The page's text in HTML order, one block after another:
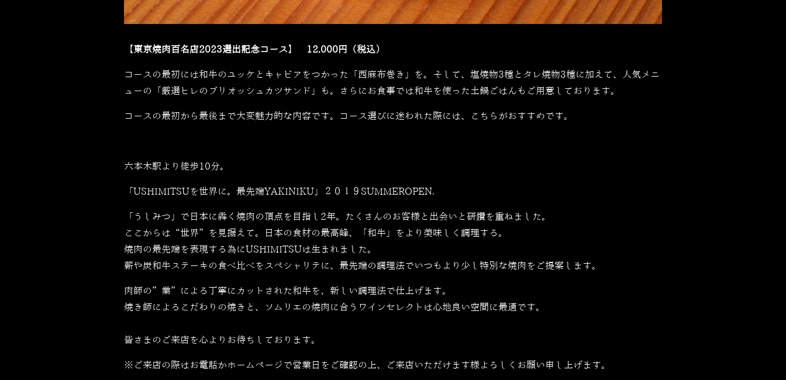
【東京焼肉百名店2023選出記念コース】 12,000円（税込）
コースの最初には和牛のユッケとキャビアをつかった「西麻布巻き」を。そして、塩焼物3種とタレ焼物3種に加えて、人気メニ
ューの「厳選ヒレのブリオッシュカツサンド」も。さらにお食事では和牛を使った土鍋ごはんもご用意しております。
コースの最初から最後まで大変魅力的な内容です。コース選びに迷われた際には、こちらがおすすめです。
六本木駅より徒歩10分。
「USHIMITSUを世界に。最先端YAKINIKU」２０１９SUMMEROPEN.
「うしみつ」で日本に犇く焼肉の頂点を目指し2年。たくさんのお客様と出会いと研鑽を重ねました。
ここからは“世界”を見据えて。日本の食材の最高峰、「和牛」をより美味しく調理する。
焼肉の最先端を表現する為にUSHIMITSUは生まれました。
薪や炭和牛ステーキの食べ比べをスペシャリテに、最先端の調理法でいつもより少し特別な焼肉をご提案します。
肉師の”業”による丁寧にカットされた和牛を、新しい調理法で仕上げます。
焼き師によるこだわりの焼きと、ソムリエの焼肉に合うワインセレクトは心地良い空間に最適です。
皆さまのご来店を心よりお待ちしております。
※ご来店の際はお電話かホームページで営業日をご確認の上、ご来店いただけます様よろしくお願い申し上げます。